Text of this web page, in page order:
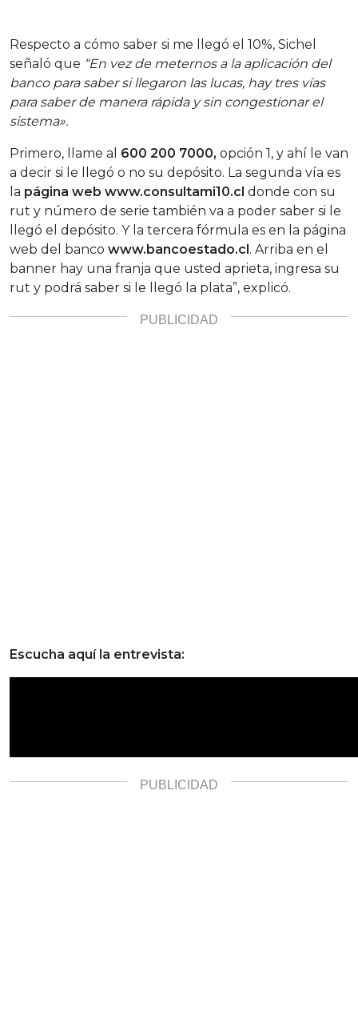
Respecto a cómo saber si me llegó el 10%, Sichel
señaló que “En vez de meternos a la aplicación del
banco para saber si llegaron las lucas, hay tres vías
para saber de manera rápida y sin congestionar el
sistema».
Primero, llame al 600 200 7000, opción 1, y ahí le van
a decir si le llegó o no su depósito. La segunda vía es
la página web www.consultami10.cl donde con su
rut y número de serie también va a poder saber si le
llegó el depósito. Y la tercera fórmula es en la página
web del banco www.bancoestado.cl . Arriba en el
banner hay una franja que usted aprieta, ingresa su
rut y podrá saber si le llegó la plata”, explicó.
Escucha aquí la entrevista: